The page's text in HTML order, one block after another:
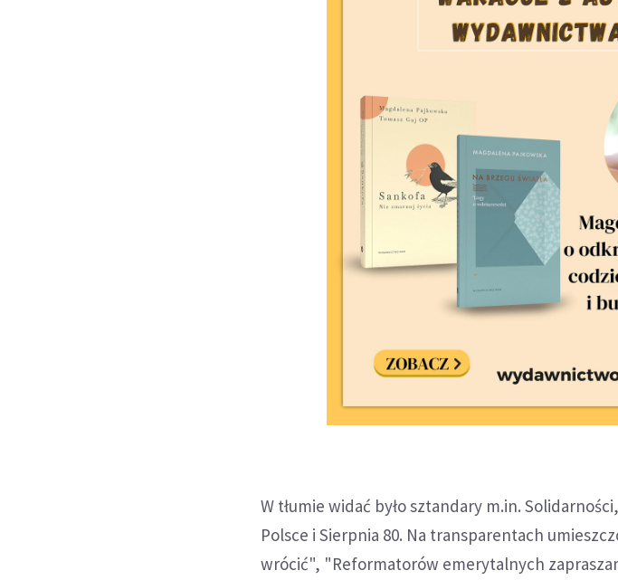
W tłumie widać było sztandary m.in.
Polsce i Sierpnia 80. Na transparentach
wrócić", "Reformatorów emerytalnych